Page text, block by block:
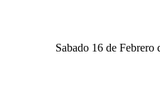
Sabado 16 de Febrero